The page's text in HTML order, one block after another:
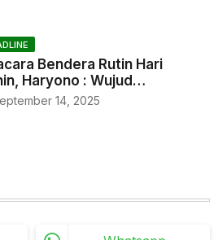
Bendera Rutin Hari
Haryono : Wujud
Rasa
Sejak Dini
14, 2025